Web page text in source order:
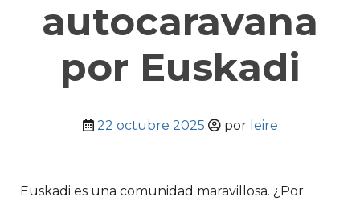
autocaravana
por Euskadi
22 octubre 2025 por leire
Euskadi es una comunidad maravillosa. ¿Por